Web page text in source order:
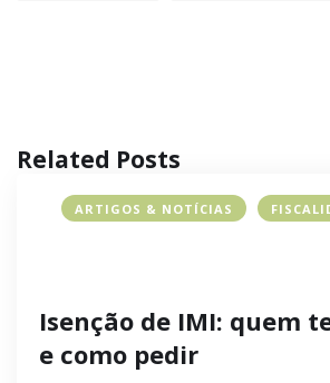
Related Posts
ARTIGOS & NOTÍCIAS
Isenção de IMI: quem
e como pedir